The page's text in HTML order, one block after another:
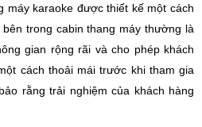
máy karaoke được thiết kế một cách
trong cabin thang máy thường là
gian rộng rãi và cho phép khách
cách thoải mái trước khi tham gia
rằng trải nghiệm của khách hàng